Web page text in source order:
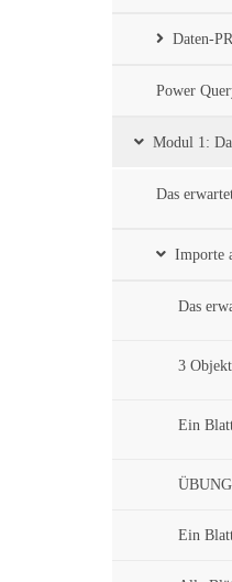
Daten-
Power
Modul 1:
Das
Importe
Das
3
Ein
Ein